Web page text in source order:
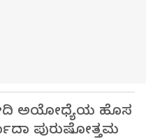
ಅಯೋಧ್ಯೆಯ ಹೊಸ
ಪುರುಷೋತ್ತಮ